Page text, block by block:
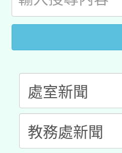
用水績優
桃園市孔
開 智慧
2026年